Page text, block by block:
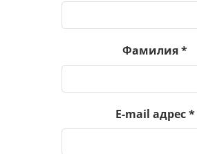
Фамилия*
E-mail адрес*